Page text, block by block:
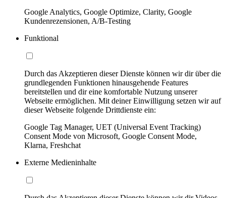
Google Analytics, Google Optimize, Clarity, Google
Kundenrezensionen, A/B-Testing
Funktional
Durch das Akzeptieren dieser Dienste können wir dir über die
grundlegenden Funktionen hinausgehende Features
bereitstellen und dir eine komfortable Nutzung unserer
Webseite ermöglichen. Mit deiner Einwilligung setzen wir auf
dieser Webseite folgende Drittdienste ein:
Google Tag Manager, UET (Universal Event Tracking)
Consent Mode von Microsoft, Google Consent Mode,
Klarna, Freshchat
Externe Medieninhalte